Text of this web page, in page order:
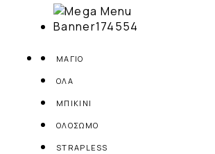
ΜΑΓΙΟ
ΟΛΑ
ΜΠΙΚΙΝΙ
ΟΛΟΣΩΜΟ
STRAPLESS